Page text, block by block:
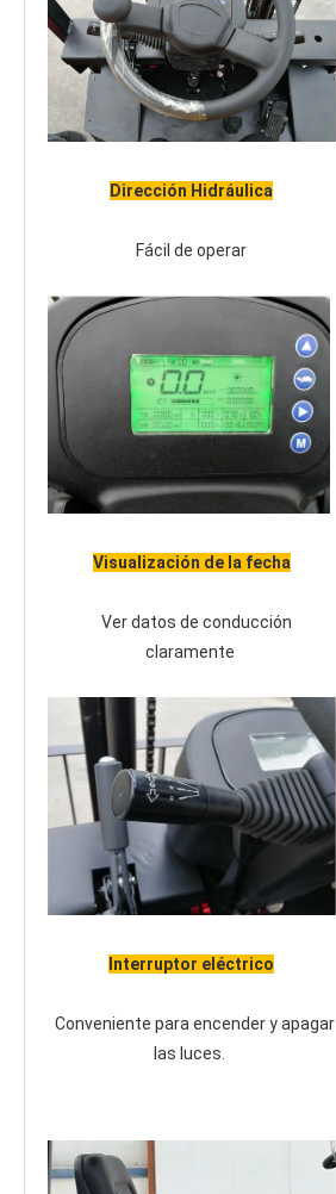
Dirección Hidráulica
Fácil de operar
Visualización de la fecha
Ver datos de conducción
claramente
Interruptor eléctrico
Conveniente para encender y apagar
las luces.